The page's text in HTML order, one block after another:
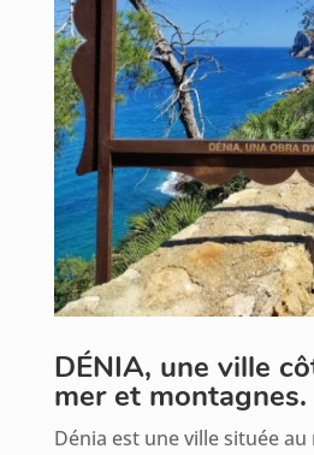
DÉNIA, une ville
mer et montagnes.
Dénia est une ville située